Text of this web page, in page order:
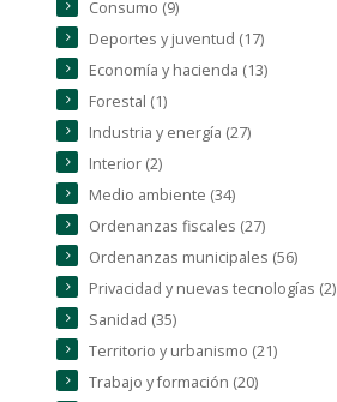
Consumo (9)
Deportes y juventud (17)
Economía y hacienda (13)
Forestal (1)
Industria y energía (27)
Interior (2)
Medio ambiente (34)
Ordenanzas fiscales (27)
Ordenanzas municipales (56)
Privacidad y nuevas tecnologías (2)
Sanidad (35)
Territorio y urbanismo (21)
Trabajo y formación (20)